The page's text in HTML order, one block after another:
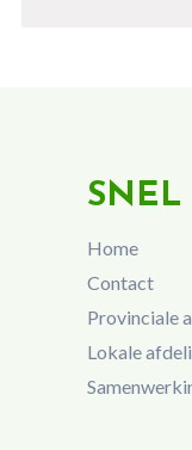
SNEL
Home
Contact
Provinciale
Lokale